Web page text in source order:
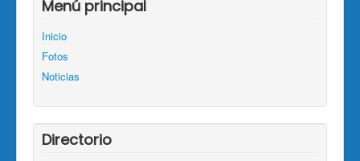
Menú principal
Inicio
Fotos
Noticias
Directorio